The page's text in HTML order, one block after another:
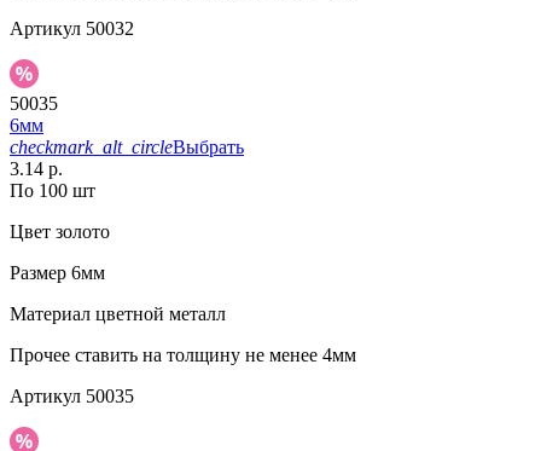
Артикул 50032
50035
6мм
checkmark_alt_circleВыбрать
3.14 р.
По 100 шт
Цвет золото
Размер 6мм
Материал цветной металл
Прочее ставить на толщину не менее 4мм
Артикул 50035